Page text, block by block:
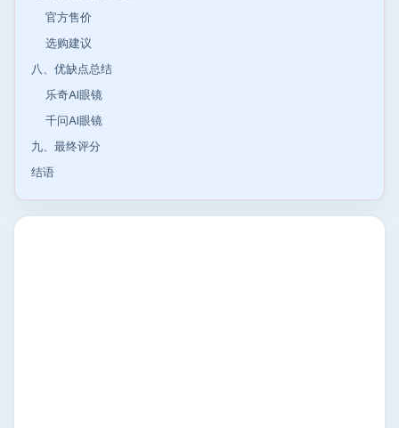
官方售价
选购建议
八、优缺点总结
乐奇AI眼镜
千问AI眼镜
九、最终评分
结语